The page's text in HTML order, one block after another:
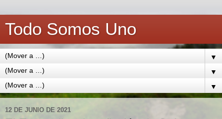
Todo Somos Uno
▼
▼
▼
12 DE JUNIO DE 2021